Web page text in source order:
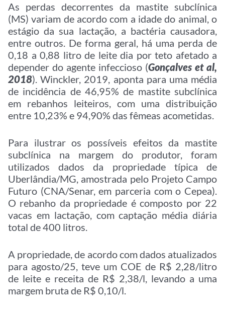
As perdas decorrentes da mastite subclínica
(MS) variam de acordo com a idade do animal, o
estágio da sua lactação, a bactéria causadora,
entre outros. De forma geral, há uma perda de
0,18 a 0,88 litro de leite dia por teto afetado a
depender do agente infeccioso (Gonçalves et al,
2018). Winckler, 2019, aponta para uma média
de incidência de 46,95% de mastite subclínica
em rebanhos leiteiros, com uma distribuição
entre 10,23% e 94,90% das fêmeas acometidas.
Para ilustrar os possíveis efeitos da mastite
subclínica na margem do produtor, foram
utilizados dados da propriedade típica de
Uberlândia/MG, amostrada pelo Projeto Campo
Futuro (CNA/Senar, em parceria com o Cepea).
O rebanho da propriedade é composto por 22
vacas em lactação, com captação média diária
total de 400 litros.
A propriedade, de acordo com dados atualizados
para agosto/25, teve um COE de R$ 2,28/litro
de leite e receita de R$ 2,38/l, levando a uma
margem bruta de R$ 0,10/l.